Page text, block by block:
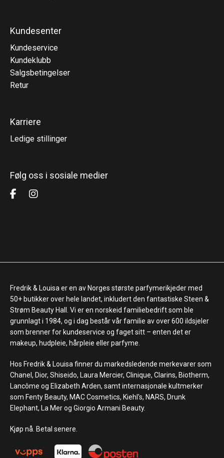
Kundesenter
Kundeservice
Kundeklubb
Salgsbetingelser
Retur
Karriere
Ledige stillinger
Følg oss i sosiale medier
Fredrik & Louisa er en av Norges største parfymerikjeder med
50+ butikker over hele landet, inkludert den fantastiske Steen &
Strøm Beauty Hall. Vi er en norskeid familiebedrift som ble
grunnlagt i 1984, og i dag består vår familie av over 600 ildsjeler
som brenner for kundeservice og faget sitt – enten det er
makeup, hudpleie, hårpleie eller parfyme.
Hos Fredrik & Louisa finner du markedsledende merkevarer som
Chanel, Dior, Shiseido, Laura Mercier, Clinique, Clarins, Biotherm,
Lancôme og Elizabeth Arden, samt internasjonale kultmerker
som Fenty Beauty, MAC Cosmetics, Kiehl's, NARS, Drunk
Elephant, La Mer og Giorgio Armani Beauty.
Kjøp nå. Betal senere.